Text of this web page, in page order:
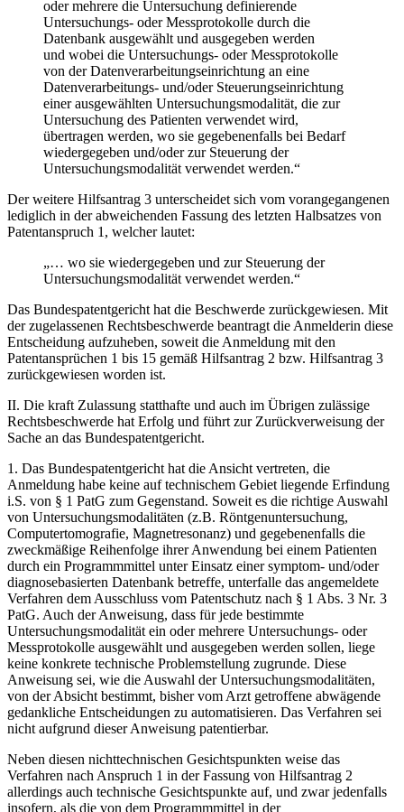
oder mehrere die Untersuchung definierende
Untersuchungs- oder Messprotokolle durch die
Datenbank ausgewählt und ausgegeben werden
und wobei die Untersuchungs- oder Messprotokolle
von der Datenverarbeitungseinrichtung an eine
Datenverarbeitungs- und/oder Steuerungseinrichtung
einer ausgewählten Untersuchungsmodalität, die zur
Untersuchung des Patienten verwendet wird,
übertragen werden, wo sie gegebenenfalls bei Bedarf
wiedergegeben und/oder zur Steuerung der
Untersuchungsmodalität verwendet werden.“
Der weitere Hilfsantrag 3 unterscheidet sich vom vorangegangenen
lediglich in der abweichenden Fassung des letzten Halbsatzes von
Patentanspruch 1, welcher lautet:
„… wo sie wiedergegeben und zur Steuerung der
Untersuchungsmodalität verwendet werden.“
Das Bundespatentgericht hat die Beschwerde zurückgewiesen. Mit
der zugelassenen Rechtsbeschwerde beantragt die Anmelderin diese
Entscheidung aufzuheben, soweit die Anmeldung mit den
Patentansprüchen 1 bis 15 gemäß Hilfsantrag 2 bzw. Hilfsantrag 3
zurückgewiesen worden ist.
II. Die kraft Zulassung statthafte und auch im Übrigen zulässige
Rechtsbeschwerde hat Erfolg und führt zur Zurückverweisung der
Sache an das Bundespatentgericht.
1. Das Bundespatentgericht hat die Ansicht vertreten, die
Anmeldung habe keine auf technischem Gebiet liegende Erfindung
i.S. von § 1 PatG zum Gegenstand. Soweit es die richtige Auswahl
von Untersuchungsmodalitäten (z.B. Röntgenuntersuchung,
Computertomografie, Magnetresonanz) und gegebenenfalls die
zweckmäßige Reihenfolge ihrer Anwendung bei einem Patienten
durch ein Programmmittel unter Einsatz einer symptom- und/oder
diagnosebasierten Datenbank betreffe, unterfalle das angemeldete
Verfahren dem Ausschluss vom Patentschutz nach § 1 Abs. 3 Nr. 3
PatG. Auch der Anweisung, dass für jede bestimmte
Untersuchungsmodalität ein oder mehrere Untersuchungs- oder
Messprotokolle ausgewählt und ausgegeben werden sollen, liege
keine konkrete technische Problemstellung zugrunde. Diese
Anweisung sei, wie die Auswahl der Untersuchungsmodalitäten,
von der Absicht bestimmt, bisher vom Arzt getroffene abwägende
gedankliche Entscheidungen zu automatisieren. Das Verfahren sei
nicht aufgrund dieser Anweisung patentierbar.
Neben diesen nichttechnischen Gesichtspunkten weise das
Verfahren nach Anspruch 1 in der Fassung von Hilfsantrag 2
allerdings auch technische Gesichtspunkte auf, und zwar jedenfalls
insofern, als die von dem Programmmittel in der